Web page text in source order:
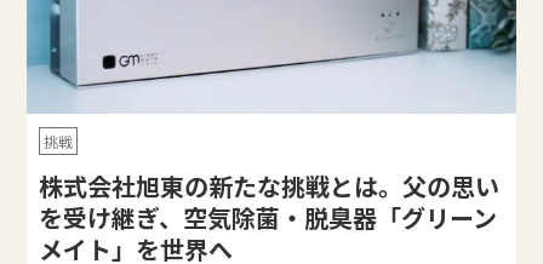
挑戦
株式会社旭東の新たな挑戦とは。父の思い
を受け継ぎ、空気除菌・脱臭器「グリーン
メイト」を世界へ